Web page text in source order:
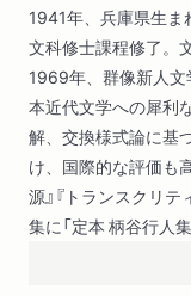
1941年、兵庫県生
文科修士課程修了。
1969年、群像新人
本近代文学への犀利
解、交換様式論に基
け、国際的な評価も
源』『トランスクリ
集に「定本 柄谷行人集